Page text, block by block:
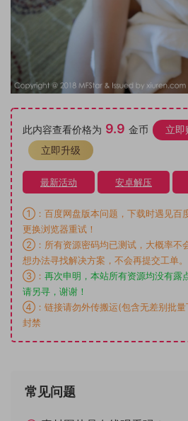
此内容查看价格为 9.9 金币 立即
立即升级
最新活动 安卓解压
①：百度网盘版本问题，下载时遇见百
更换浏览器重试！
②：所有资源密码均已测试，大概率不
想办法寻找解决方案，不会再提交工单。
③： 再次申明，本站所有资源均没有露
请另寻，谢谢！
④：链接请勿外传搬运(包含无差别批量
封禁
常见问题